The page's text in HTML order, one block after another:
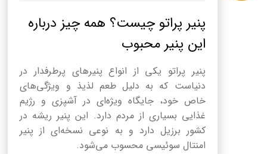
پنیر پراتو چیست؟ همه چیز درباره
این پنیر محبوب
پنیر پراتو یکی از انواع پنیرهای پرطرفدار در
دنیاست که به دلیل طعم لذیذ و ویژگی‌های
خاص خود، جایگاه ویژه‌ای در آشپزی و رژیم
غذایی بسیاری از مردم دارد. این پنیر ریشه در
کشور برزیل دارد و به نوعی نسخه‌ای از پنیر
امنتال سوئیسی محسوب می‌شود.